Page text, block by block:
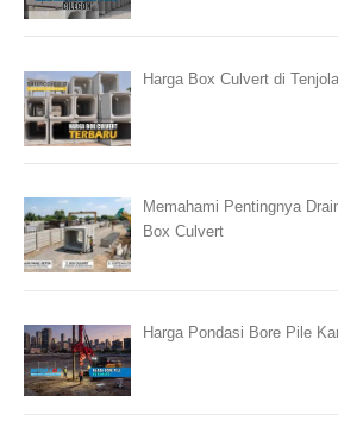
Harga Box Culvert di
Memahami Pentingnya
Box Culvert
Harga Pondasi Bore Pile